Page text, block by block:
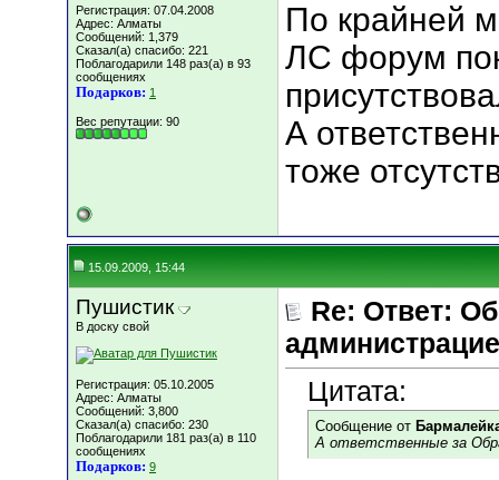
Регистрация: 07.04.2008
Адрес: Алматы
Сообщений: 1,379
Сказал(а) спасибо: 221
Поблагодарили 148 раз(а) в 93
сообщениях
Подарков: 1
Вес репутации: 90
По крайней
ЛС форум
А
тоже
15.09.2009, 15:44
Пушистик
В доску свой
Регистрация: 05.10.2005
Адрес: Алматы
Сообщений: 3,800
Сказал(а) спасибо: 230
Поблагодарили 181 раз(а) в 110
сообщениях
Подарков: 9
Re: Ответ:
Цитата:
Сообщение от
А ответственные за